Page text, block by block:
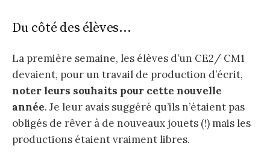
Du côté des élèves…
La première semaine, les élèves d’un CE2/ CM1
devaient, pour un travail de production d’écrit,
noter leurs souhaits pour cette nouvelle
année. Je leur avais suggéré qu’ils n’étaient pas
obligés de rêver à de nouveaux jouets (!) mais les
productions étaient vraiment libres.